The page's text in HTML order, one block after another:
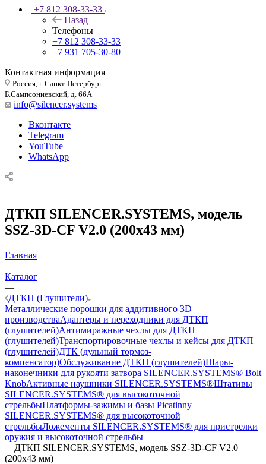
+7 812 308-33-33
Назад
Телефоны
+7 812 308-33-33
+7 931 705-30-80
Контактная информация
Россия, г. Санкт-Петербург
Б.Сампсониевский, д. 66А
info@silencer.systems
Вконтакте
Telegram
YouTube
WhatsApp
ДТКП SILENCER.SYSTEMS, модель
SSZ-3D-CF V2.0 (200х43 мм)
Главная
—
Каталог
—
ДТКП (Глушители)
Металлические порошки для аддитивного 3D
производстваАдаптеры и переходники для ДТКП
(глушителей)Антимиражные чехлы для ДТКП
(глушителей)Транспортировочные чехлы и кейсы для ДТКП
(глушителей)ДТК (дульный тормоз-
компенсатор)Обслуживание ДТКП (глушителей)Шары-
наконечники для рукояти затвора SILENCER.SYSTEMS® Bolt
KnobАктивные наушники SILENCER.SYSTEMS®Штативы
SILENCER.SYSTEMS® для высокоточной
стрельбыПлатформы-зажимы и базы Picatinny
SILENCER.SYSTEMS® для высокоточной
стрельбыЛожементы SILENCER.SYSTEMS® для пристрелки
оружия и высокоточной стрельбы
—ДТКП SILENCER.SYSTEMS, модель SSZ-3D-CF V2.0
(200х43 мм)